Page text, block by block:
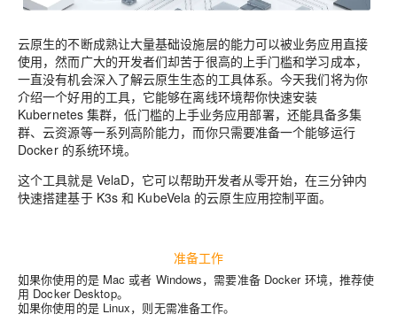
云原生的不断成熟让大量基础设施层的能力可以被业务应用直接
使用，然而广大的开发者们却苦于很高的上手门槛和学习成本，
一直没有机会深入了解云原生生态的工具体系。今天我们将为你
介绍一个好用的工具，它能够在离线环境帮你快速安装
Kubernetes 集群，低门槛的上手业务应用部署，还能具备多集
群、云资源等一系列高阶能力，而你只需要准备一个能够运行
Docker 的系统环境。
这个工具就是 VelaD，它可以帮助开发者从零开始，在三分钟内
快速搭建基于 K3s 和 KubeVela 的云原生应用控制平面。
准备工作
如果你使用的是 Mac 或者 Windows，需要准备 Docker 环境，推荐使
用 Docker Desktop。
如果你使用的是 Linux，则无需准备工作。